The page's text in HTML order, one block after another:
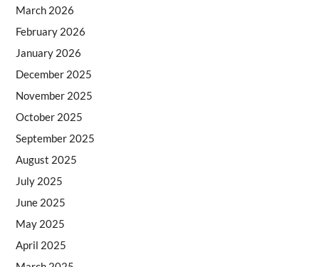
March 2026
February 2026
January 2026
December 2025
November 2025
October 2025
September 2025
August 2025
July 2025
June 2025
May 2025
April 2025